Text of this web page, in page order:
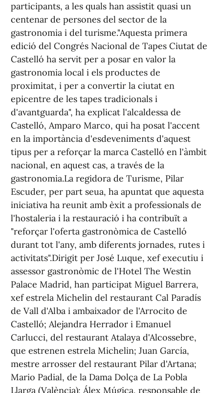
participants, a les quals han assistit quasi un
centenar de persones del sector de la
gastronomia i del turisme."Aquesta primera
edició del Congrés Nacional de Tapes Ciutat de
Castelló ha servit per a posar en valor la
gastronomia local i els productes de
proximitat, i per a convertir la ciutat en
epicentre de les tapes tradicionals i
d'avantguarda", ha explicat l'alcaldessa de
Castelló, Amparo Marco, qui ha posat l'accent
en la importància d'esdeveniments d'aquest
tipus per a reforçar la marca Castelló en l'àmbit
nacional, en aquest cas, a través de la
gastronomia.La regidora de Turisme, Pilar
Escuder, per part seua, ha apuntat que aquesta
iniciativa ha reunit amb èxit a professionals de
l'hostaleria i la restauració i ha contribuït a
"reforçar l'oferta gastronòmica de Castelló
durant tot l'any, amb diferents jornades, rutes i
activitats".Dirigit per José Luque, xef executiu i
assessor gastronòmic de l'Hotel The Westin
Palace Madrid, han participat Miguel Barrera,
xef estrela Michelin del restaurant Cal Paradís
de Vall d'Alba i ambaixador de l'Arrocito de
Castelló; Alejandra Herrador i Emanuel
Carlucci, del restaurant Atalaya d'Alcossebre,
que estrenen estrela Michelin; Juan García,
mestre arrosser del restaurant Pilar d'Artana;
Mario Padial, de la Dama Dolça de La Pobla
Llarga (València); Álex Múgica, responsable de